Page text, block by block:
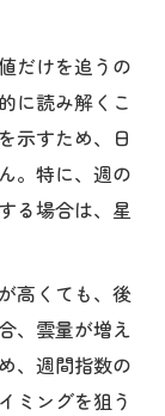
だけを追うの
に読み解くこ
示すため、日
。特に、週の
る場合は、星
高くても、後
、雲量が増え
、週間指数の
ミングを狙う